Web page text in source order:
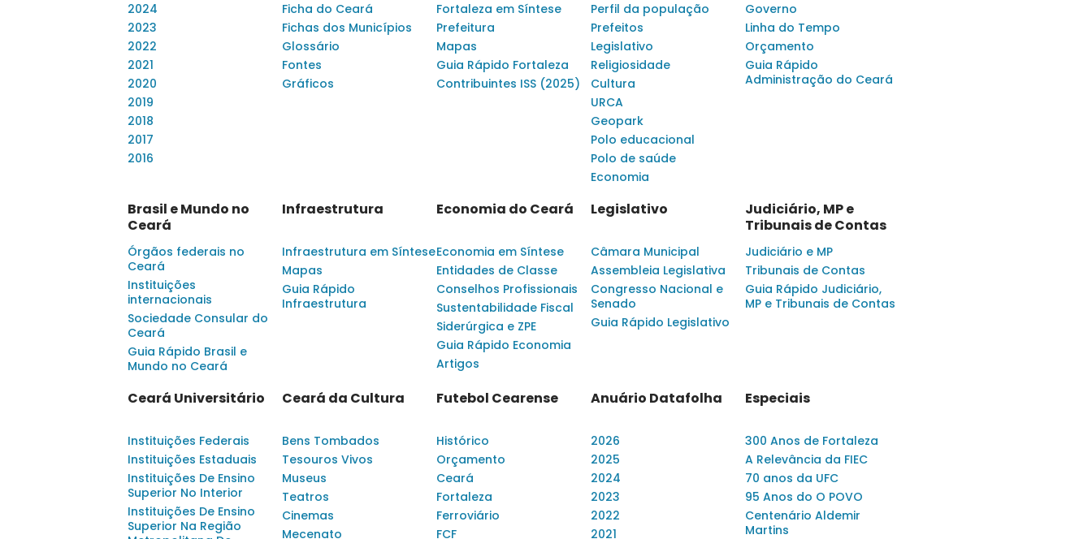
2024
2023
2022
2021
2020
2019
2018
2017
2016
Ficha do Ceará
Fichas dos Municípios
Glossário
Fontes
Gráficos
Fortaleza em Síntese
Prefeitura
Mapas
Guia Rápido Fortaleza
Contribuintes ISS (2025)
Perfil da população
Prefeitos
Legislativo
Religiosidade
Cultura
URCA
Geopark
Polo educacional
Polo de saúde
Economia
Governo
Linha do Tempo
Orçamento
Guia Rápido
Administração do Ceará
Brasil e Mundo no
Ceará
Órgãos federais no
Ceará
Instituições
internacionais
Sociedade Consular do
Ceará
Guia Rápido Brasil e
Mundo no Ceará
Infraestrutura
Infraestrutura em Síntese
Mapas
Guia Rápido
Infraestrutura
Economia do Ceará
Economia em Síntese
Entidades de Classe
Conselhos Profissionais
Sustentabilidade Fiscal
Siderúrgica e ZPE
Guia Rápido Economia
Artigos
Legislativo
Câmara Municipal
Assembleia Legislativa
Congresso Nacional e
Senado
Guia Rápido Legislativo
Judiciário, MP e
Tribunais de Contas
Judiciário e MP
Tribunais de Contas
Guia Rápido Judiciário,
MP e Tribunais de Contas
Ceará Universitário
Instituições Federais
Instituições Estaduais
Instituições De Ensino
Superior No Interior
Instituições De Ensino
Superior Na Região
Ceará da Cultura
Bens Tombados
Tesouros Vivos
Museus
Teatros
Cinemas
Mecenato
Futebol Cearense
Histórico
Orçamento
Ceará
Fortaleza
Ferroviário
FCF
Anuário Datafolha
2026
2025
2024
2023
2022
2021
Especiais
300 Anos de Fortaleza
A Relevância da FIEC
70 anos da UFC
95 Anos do O POVO
Centenário Aldemir
Martins